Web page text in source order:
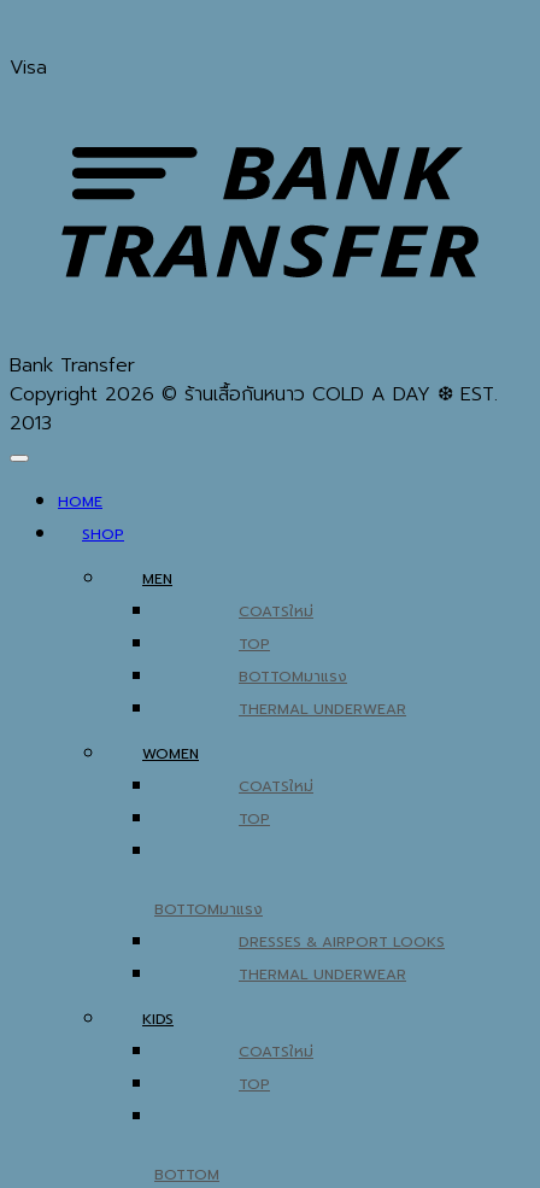
Visa
Bank Transfer
Copyright 2026 © ร้านเสื้อกันหนาว COLD A DAY ❆ EST.
2013
HOME
SHOP
MEN
COATS
TOP
BOTTOM
THERMAL UNDERWEAR
WOMEN
COATS
TOP
BOTTOM
DRESSES & AIRPORT LOOKS
THERMAL UNDERWEAR
KIDS
COATS
TOP
BOTTOM